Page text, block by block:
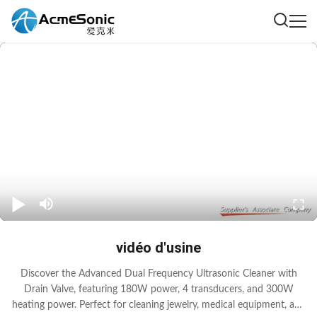
vidéo d'usine
Discover the Advanced Dual Frequency Ultrasonic Cleaner with
Drain Valve, featuring 180W power, 4 transducers, and 300W
heating power. Perfect for cleaning jewelry, medical equipment, and